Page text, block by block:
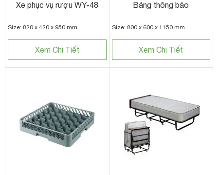
Xe phục vụ rượu WY-48
Size: 820 x 420 x 950 mm
Xem Chi Tiết
Bảng thông báo
Size: 800 x 600 x 1150 mm
Xem Chi Tiết